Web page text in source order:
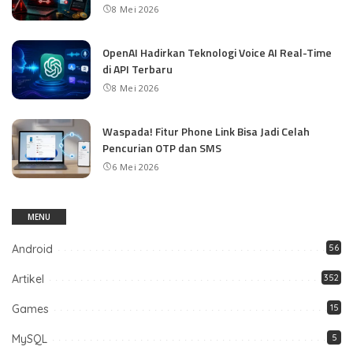
8 Mei 2026
OpenAI Hadirkan Teknologi Voice AI Real-Time
di API Terbaru
8 Mei 2026
Waspada! Fitur Phone Link Bisa Jadi Celah
Pencurian OTP dan SMS
6 Mei 2026
MENU
Android 56
Artikel 352
Games 15
MySQL 5